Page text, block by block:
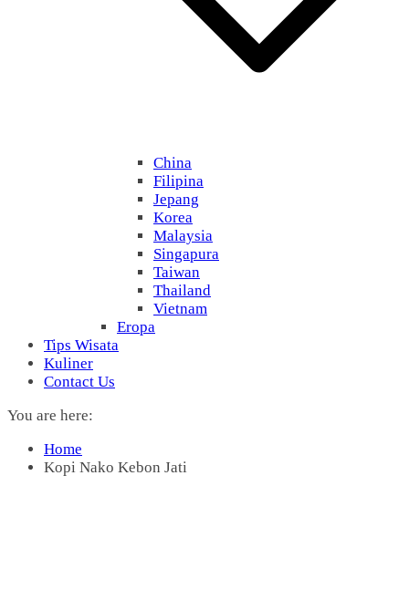
China
Filipina
Jepang
Korea
Malaysia
Singapura
Taiwan
Thailand
Vietnam
Eropa
Tips Wisata
Kuliner
Contact Us
You are here:
Home
Kopi Nako Kebon Jati